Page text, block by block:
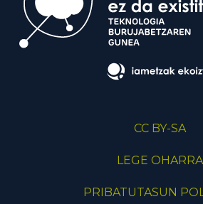
CC BY-SA
LEGE OHARRA
PRIBATUTASUN